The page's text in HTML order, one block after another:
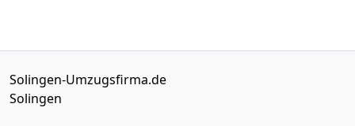
Solingen-Umzugsfirma.de
Solingen